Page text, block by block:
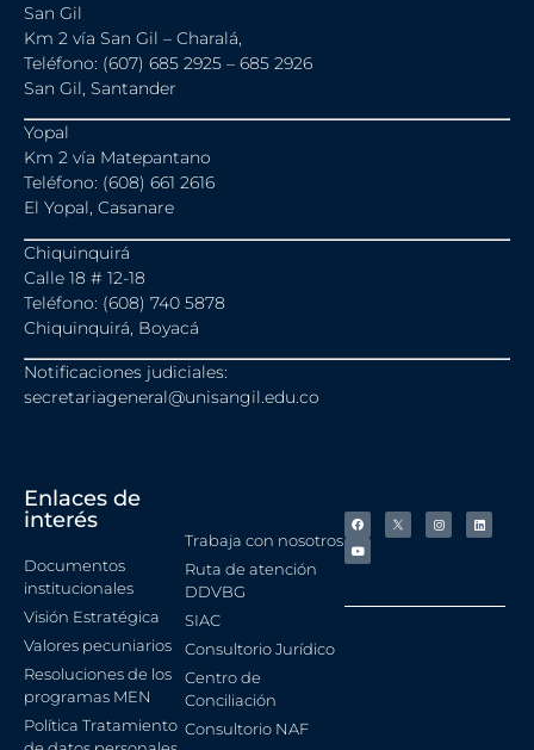
San Gil
Km 2 vía San Gil – Charalá,
Teléfono: (607) 685 2925 – 685 2926
San Gil, Santander
Yopal
Km 2 vía Matepantano
Teléfono: (608) 661 2616
El Yopal, Casanare
Chiquinquirá
Calle 18 # 12-18
Teléfono: (608) 740 5878
Chiquinquirá, Boyacá
Notificaciones judiciales:
secretariageneral@unisangil.edu.co
Enlaces de
interés
Documentos
institucionales
Visión Estratégica
Valores pecuniarios
Resoluciones de los
programas MEN
Política Tratamiento
Trabaja con nosotros
Ruta de atención
DDVBG
SIAC
Consultorio Jurídico
Centro de
Conciliación
Consultorio NAF